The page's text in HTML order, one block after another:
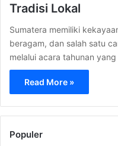
Tradisi Lokal
Sumatera memiliki
beragam, dan salah satu
melalui acara tahunan
Read More »
Populer